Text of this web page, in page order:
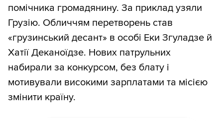
помічника громадянину. За приклад узяли
Грузію. Обличчям перетворень став
«грузинський десант» в особі Еки Згуладзе й
Хатії Деканоїдзе. Нових патрульних
набирали за конкурсом, без блату і
мотивували високими зарплатами та місією
змінити країну.